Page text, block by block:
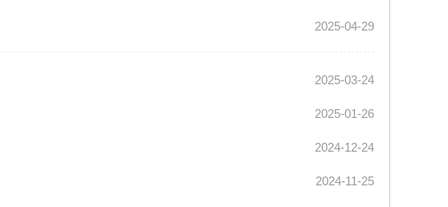
2025-04-29
2025-03-24
2025-01-26
2024-12-24
2024-11-25